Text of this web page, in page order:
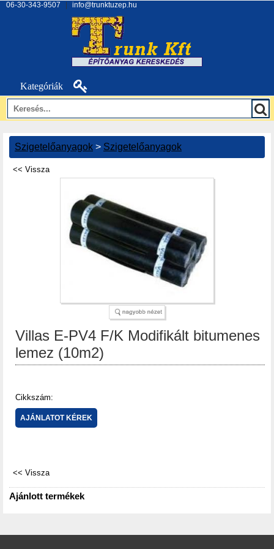
06-30-343-9507 info@trunktuzep.hu
Kategóriák
Szigetelőanyagok > Szigetelőanyagok
Villas E-PV4 F/K Modifikált bitumenes
lemez (10m2)
Cikkszám:
Ajánlott termékek